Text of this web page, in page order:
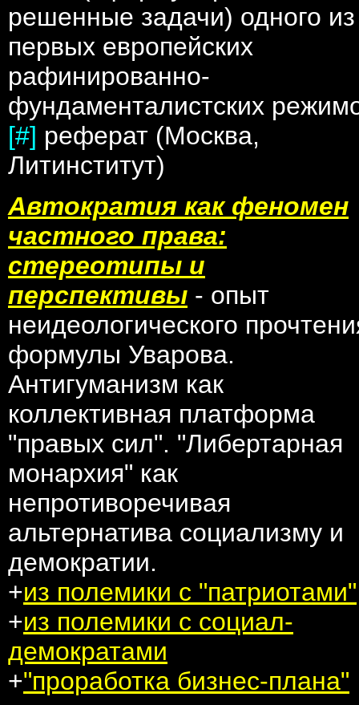
решенные задачи) одного из
первых европейских
рафинированно-
фундаменталистских
[#] реферат (Москва,
Литинститут)
Автократия как феномен
частного права:
стереотипы и
перспективы - опыт
неидеологического
формулы Уварова.
Антигуманизм как
коллективная платформа
"правых сил". "Либертарная
монархия" как
непротиворечивая
альтернатива социализму и
демократии.
+из полемики с "патриотами"
+из полемики с социал-
демократами
+"проработка бизнес-плана"